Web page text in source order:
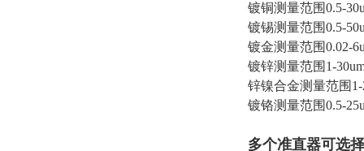
镀铜测量范围0.5-
镀锡测量范围0.5-
镀金测量范围0.02-
镀锌测量范围1-
锌镍合金测量范围1-
镀铬测量范围0.5-
多个准直器可选